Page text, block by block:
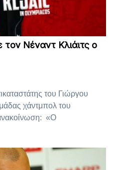
Νέναντ Κλιάιτς ο
του Γιώργου
χάντμπολ του
«Ο